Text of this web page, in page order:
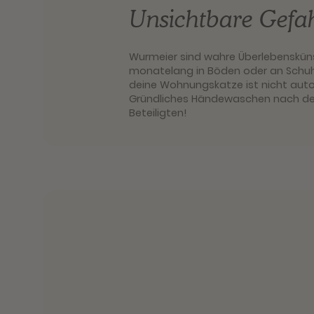
Unsichtbare
Wurmeier sind wahre
monatelang in Böden oder an
deine Wohnungskatze ist nicht
Gründliches Händewaschen nach
Beteiligten!